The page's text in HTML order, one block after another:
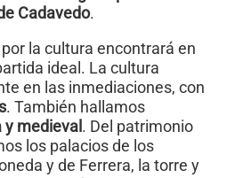
Cadavedo.
la cultura encontrará en
ideal. La cultura
en las inmediaciones, con
. También hallamos
medieval . Del patrimonio
los palacios de los
y de Ferrera, la torre y